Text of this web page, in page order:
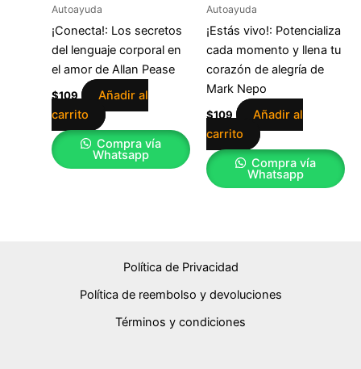
Autoayuda
¡Conecta!: Los secretos
del lenguaje corporal en
el amor de Allan Pease
$109
Añadir al
carrito
Compra vía
Whatsapp
Autoayuda
¡Estás vivo!: Potencializa
cada momento y llena tu
corazón de alegría de
Mark Nepo
$109
Añadir al
carrito
Compra vía
Whatsapp
Política de Privacidad
Política de reembolso y devoluciones
Términos y condiciones